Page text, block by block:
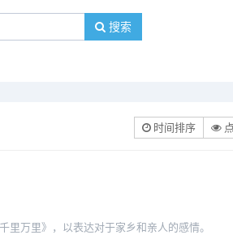
搜索
时间排序
万里》，以表达对于家乡和亲人的感情。